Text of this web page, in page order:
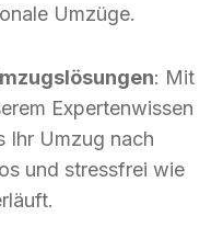
Umzüge.
: Mit
Expertenwissen
Ihr Umzug nach
und stressfrei wie